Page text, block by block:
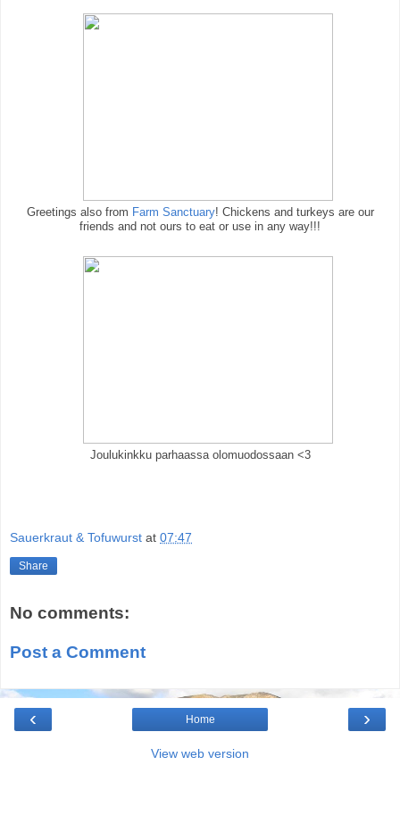
Greetings also from Farm Sanctuary! Chickens and turkeys are our
friends and not ours to eat or use in any way!!!
Joulukinkku parhaassa olomuodossaan <3
Sauerkraut & Tofuwurst at 07:47
Share
No comments:
Post a Comment
‹ ›
Home
View web version